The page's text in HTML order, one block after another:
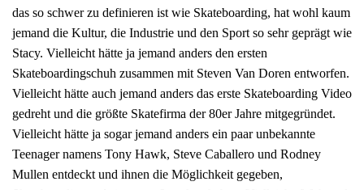
das so schwer zu definieren ist wie Skateboarding, hat wohl kaum
jemand die Kultur, die Industrie und den Sport so sehr geprägt wie
Stacy. Vielleicht hätte ja jemand anders den ersten
Skateboardingschuh zusammen mit Steven Van Doren entworfen.
Vielleicht hätte auch jemand anders das erste Skateboarding Video
gedreht und die größte Skatefirma der 80er Jahre mitgegründet.
Vielleicht hätte ja sogar jemand anders ein paar unbekannte
Teenager namens Tony Hawk, Steve Caballero und Rodney
Mullen entdeckt und ihnen die Möglichkeit gegeben,